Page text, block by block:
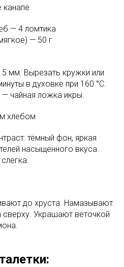
канапе
— 4 ломтика
— 50 г
мм. Вырезать кружки или
в духовке при 160 °C.
чайная ложка икры.
хлебом
тёмный фон, яркая
насыщенного вкуса.
до хруста. Намазывают
Украшают веточкой